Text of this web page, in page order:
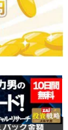
のとおりとな